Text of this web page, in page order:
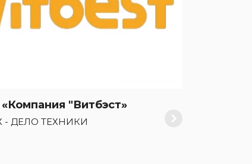
"Витбэст»
- ДЕЛО ТЕХНИКИ